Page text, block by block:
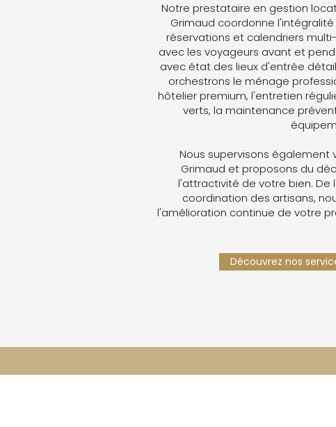
Notre prestataire en gestion
Grimaud coordonne
réservations et calendriers
avec les voyageurs avant et
avec état des lieux d'entrée
orchestrons le ménage
hôtelier premium, l'entretien
verts, la maintenance
Nous supervisons également
Grimaud et proposons du
l'attractivité de votre bien. De
coordination des artisans,
l'amélioration continue de votre
Découvrez nos